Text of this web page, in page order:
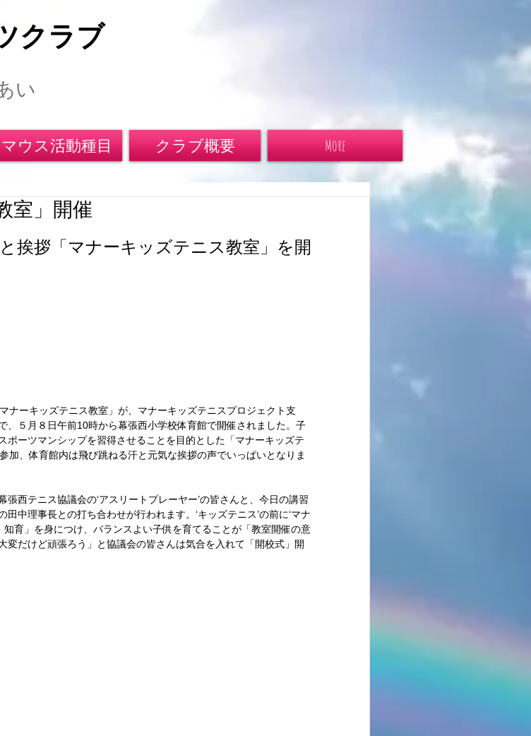
クラブ
い
マウス活動種目 クラブ概要 More
最新記事
室」開催
挨拶「マナーキッズテニス教室」を開
、５月８日午前10時から幕張西小学校体育館で開催されました。子
ポーツマンシップを習得させることを目的とした「マナーキッズテ
加、体育館内は飛び跳ねる汗と元気な挨拶の声でいっぱいとなりま
西テニス協議会の‘アスリートプレーヤー’の皆さんと、今日の講習
中理事長との打ち合わせが行われます。‘キッズテニス’の前に‘マナ
知育」を身につけ、バランスよい子供を育てることが「教室開催の意
変だけど頑張ろう」と協議会の皆さんは気合を入れて「開校式」開